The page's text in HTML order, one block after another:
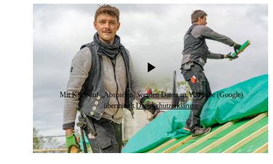
Mit Klick auf „Abspielen" werden Daten an YouTube (Google)
übermittelt.Datenschutzerklärung